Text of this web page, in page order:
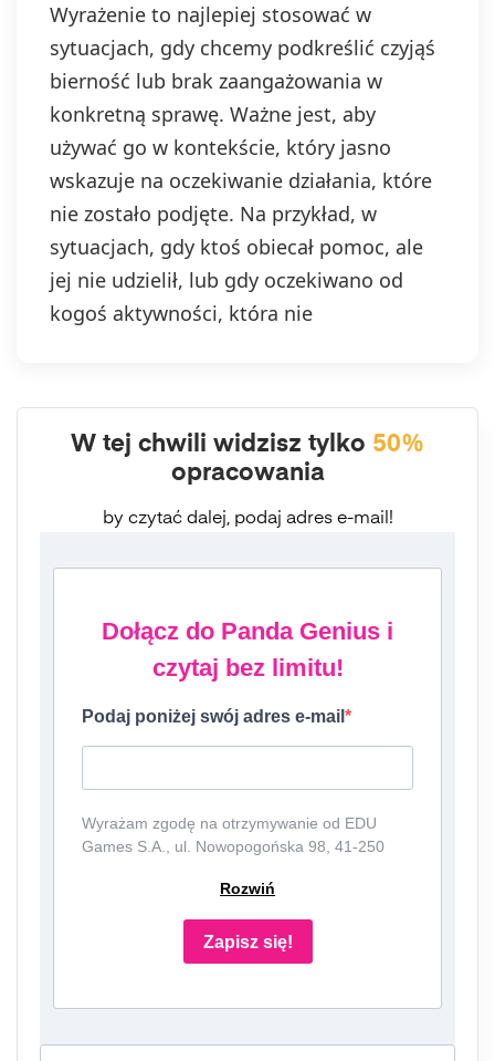
Wyrażenie to najlepiej stosować w
sytuacjach, gdy chcemy podkreślić czyjąś
bierność lub brak zaangażowania w
konkretną sprawę. Ważne jest, aby
używać go w kontekście, który jasno
wskazuje na oczekiwanie działania, które
nie zostało podjęte. Na przykład, w
sytuacjach, gdy ktoś obiecał pomoc, ale
jej nie udzielił, lub gdy oczekiwano od
kogoś aktywności, która nie
W tej chwili widzisz tylko 50%
opracowania
by czytać dalej, podaj adres e-mail!
Dołącz do Panda Genius i
czytaj bez limitu!
Podaj poniżej swój adres e-mail
Wyrażam zgodę na otrzymywanie od EDU
Games S.A., ul. Nowopogońska 98, 41-250
REGON: 387109330 (dalej jako
"Administrator") newslettera, czyli informacji o
tematyce związanej z edukacją i szkolnictwem
oraz ofert handlowych lub/ i reklamowych za
telefonicznej. Podanie danych jest dobrowolne,
Rozwiń
Zapisz się!